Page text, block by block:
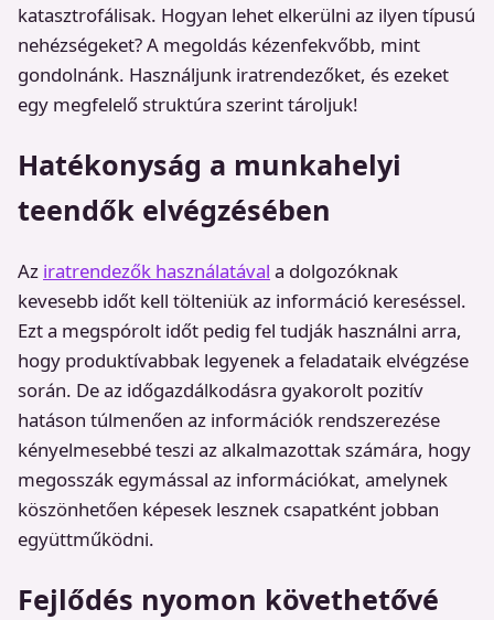
katasztrofálisak. Hogyan lehet elkerülni az ilyen típusú
nehézségeket? A megoldás kézenfekvőbb, mint
gondolnánk. Használjunk iratrendezőket, és ezeket
egy megfelelő struktúra szerint tároljuk!
Hatékonyság a munkahelyi
teendők elvégzésében
Az iratrendezők használatával a dolgozóknak
kevesebb időt kell tölteniük az információ kereséssel.
Ezt a megspórolt időt pedig fel tudják használni arra,
hogy produktívabbak legyenek a feladataik elvégzése
során. De az időgazdálkodásra gyakorolt pozitív
hatáson túlmenően az információk rendszerezése
kényelmesebbé teszi az alkalmazottak számára, hogy
megosszák egymással az információkat, amelynek
köszönhetően képesek lesznek csapatként jobban
együttműködni.
Fejlődés nyomon követhetővé